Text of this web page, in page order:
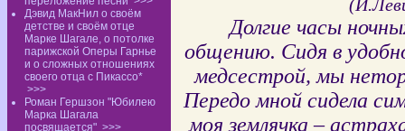
Дэвид МакНил о своём
детстве и своём отце
Марке Шагале, о потолке
парижской Оперы Гарнье
и о сложных отношениях
своего отца с Пикассо*
>>>
Роман Гершзон "Юбилею
Марка Шагала
посвящается" >>>
Долгие часы
общению. Сидя в
медсестрой, мы
Передо мной сидела
моя землячка –